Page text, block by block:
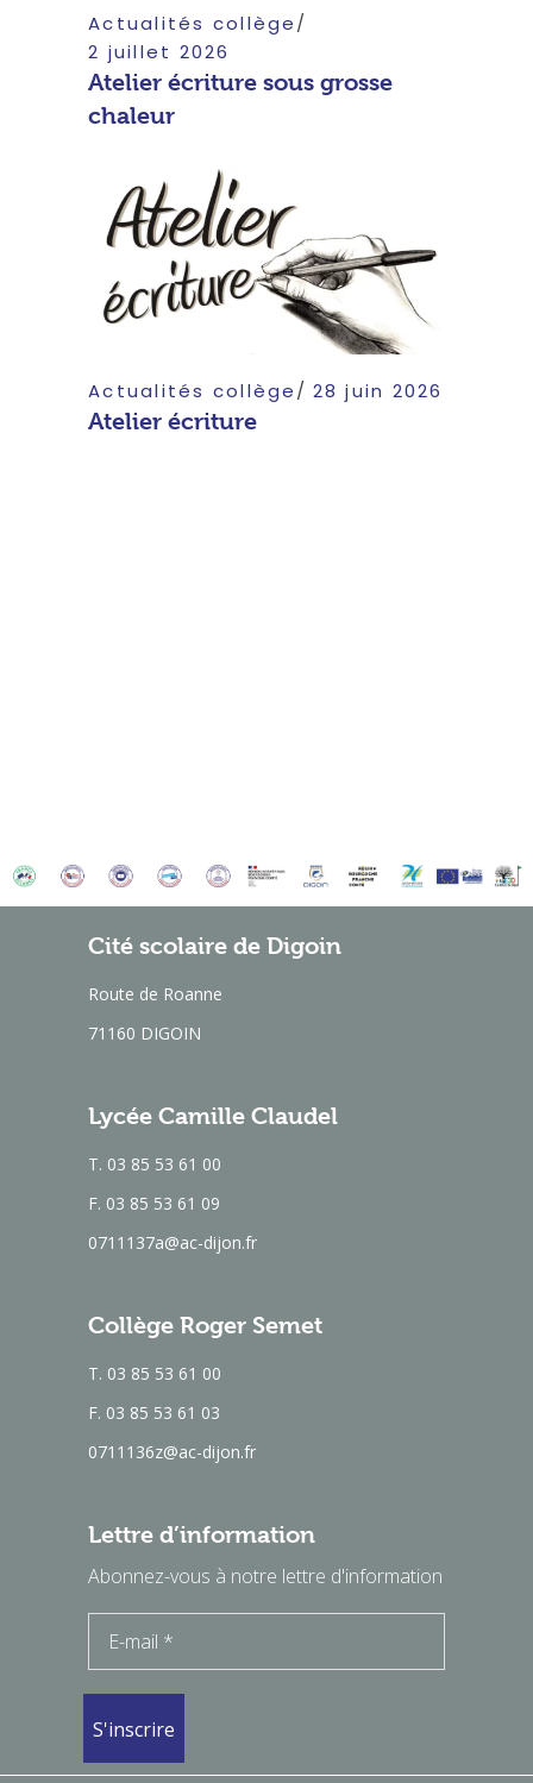
Actualités collège
2 juillet 2026
Atelier écriture sous grosse
chaleur
Actualités collège 28 juin 2026
Atelier écriture
Cité scolaire de Digoin
Route de Roanne
71160 DIGOIN
Lycée Camille Claudel
T. 03 85 53 61 00
F. 03 85 53 61 09
0711137a@ac-dijon.fr
Collège Roger Semet
T. 03 85 53 61 00
F. 03 85 53 61 03
0711136z@ac-dijon.fr
Lettre d’information
Abonnez-vous à notre lettre d'information